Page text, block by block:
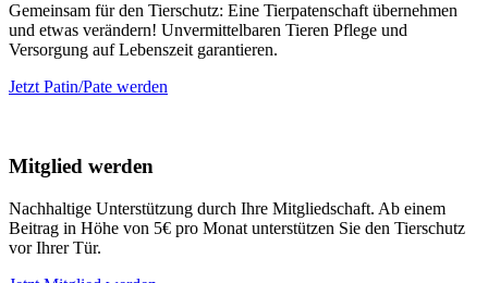
Gemeinsam für den Tierschutz: Eine Tierpatenschaft übernehmen
und etwas verändern! Unvermittelbaren Tieren Pflege und
Versorgung auf Lebenszeit garantieren.
Jetzt Patin/Pate werden
Mitglied werden
Nachhaltige Unterstützung durch Ihre Mitgliedschaft. Ab einem
Beitrag in Höhe von 5€ pro Monat unterstützen Sie den Tierschutz
vor Ihrer Tür.